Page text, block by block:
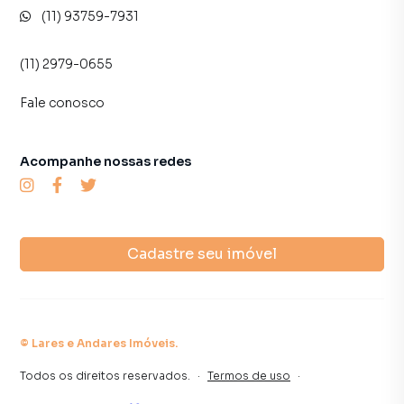
inquilinos.
(11) 93759-7931
(11) 2979-0655
Fale conosco
Cadastre seu imóvel
Acompanhe nossas redes
© Lares e Andares Imóveis.
Todos os direitos reservados. · Termos de uso ·